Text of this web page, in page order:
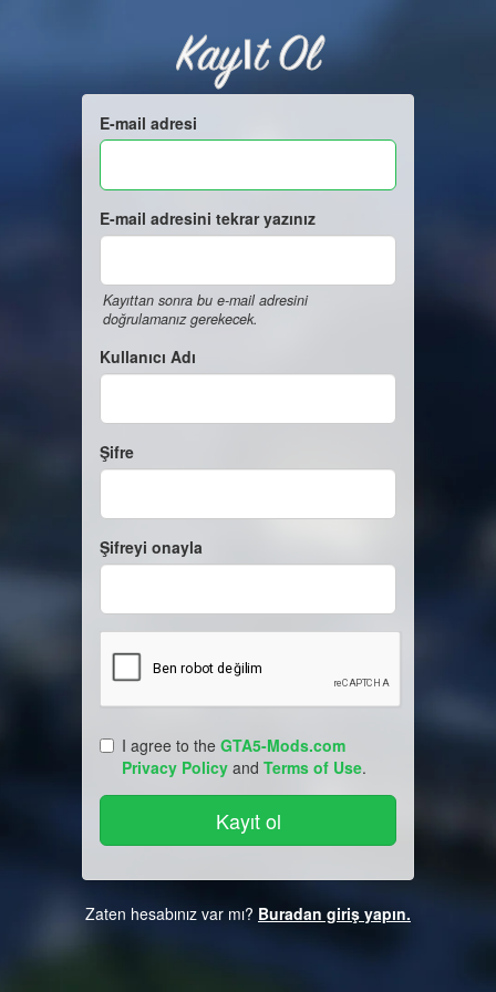
Kayıt Ol
E-mail adresi
E-mail adresini tekrar yazınız
Kayıttan sonra bu e-mail adresini
doğrulamanız gerekecek.
Kullanıcı Adı
Şifre
Şifreyi onayla
I agree to the GTA5-Mods.com
Privacy Policy and Terms of Use.
Zaten hesabınız var mı? Buradan giriş yapın.